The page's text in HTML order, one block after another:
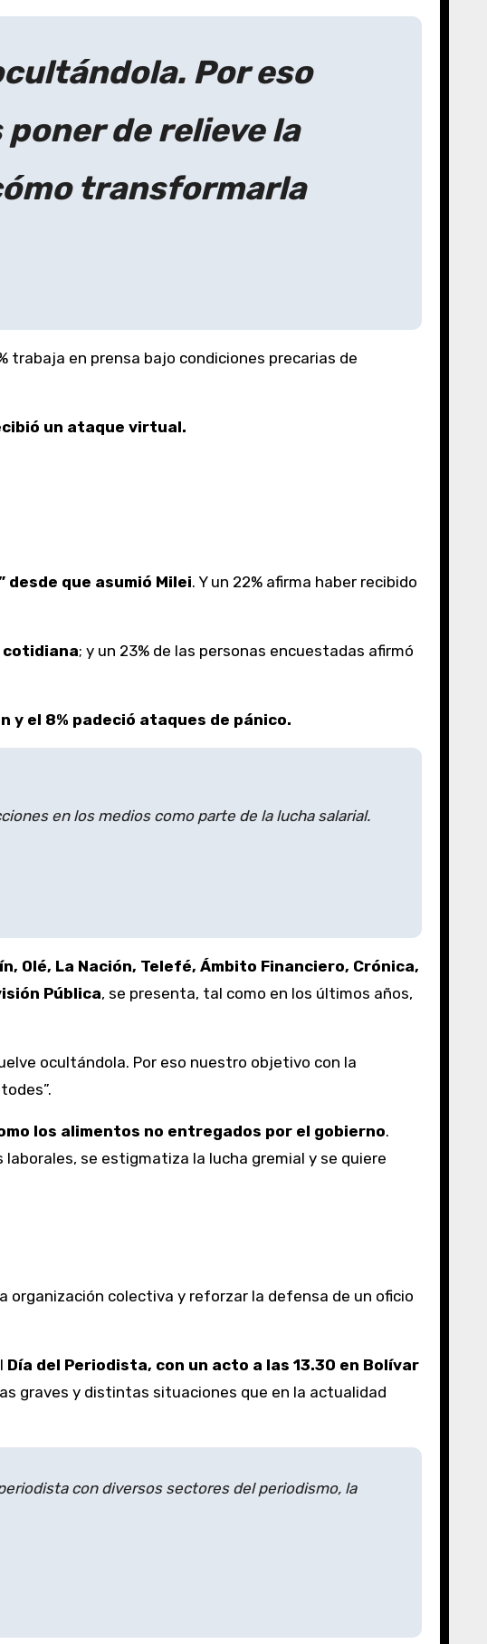
Por eso
de relieve la
transformarla
trabaja en prensa bajo condiciones precarias de
un ataque virtual.
desde que asumió Milei. Y un 22% afirma haber recibido
; y un 23% de las personas encuestadas afirmó
y el 8% padeció ataques de pánico.
en los medios como parte de la lucha salarial.
Olé, La Nación, Telefé, Ámbito Financiero, Crónica,
Pública, se presenta, tal como en los últimos años,
ocultándola. Por eso nuestro objetivo con la
los alimentos no entregados por el gobierno.
se estigmatiza la lucha gremial y se quiere
organización colectiva y reforzar la defensa de un oficio
Día del Periodista, con un acto a las 13.30 en Bolívar
graves y distintas situaciones que en la actualidad
con diversos sectores del periodismo, la